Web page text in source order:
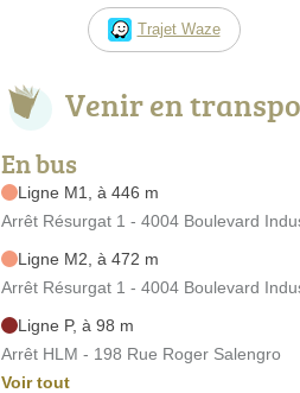
Trajet Waze
Venir en
En bus
Ligne M1, à 446 m
Arrêt Résurgat 1 - 4004 Boulevard
Ligne M2, à 472 m
Arrêt Résurgat 1 - 4004 Boulevard
Ligne P, à 98 m
Arrêt HLM - 198 Rue Roger Salengro
Voir tout